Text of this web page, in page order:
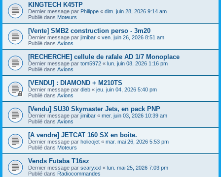
KINGTECH K45TP
Dernier message par Philippe « dim. juin 28, 2026 9:14 am
Publié dans Moteurs
[Vente] SMB2 construction perso - 3m20
Dernier message par jimibar « ven. juin 26, 2026 8:51 am
Publié dans Avions
[RECHERCHE] cellule de rafale AD 1/7 Monoplace
Dernier message par tom5972 « lun. juin 08, 2026 1:16 pm
Publié dans Avions
[VENDU] : DIAMOND + M210TS
Dernier message par dleb « jeu. juin 04, 2026 5:40 pm
Publié dans Avions
[Vendu] SU30 Skymaster Jets, en pack PNP
Dernier message par jimibar « mer. juin 03, 2026 10:39 am
Publié dans Avions
[A vendre] JETCAT 160 SX en boite.
Dernier message par holicojet « mar. mai 26, 2026 5:53 pm
Publié dans Moteurs
Vends Futaba T16sz
Dernier message par scaryxxl « lun. mai 25, 2026 7:03 pm
Publié dans Radiocommandes